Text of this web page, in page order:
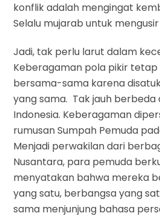
konflik adalah mengingat
Selalu mujarab untuk
Jadi, tak perlu larut dalam
Keberagaman pola pikir
bersama-sama karena
yang sama. Tak jauh berbeda
Indonesia. Keberagaman
rumusan Sumpah Pemuda
Menjadi perwakilan dari
Nusantara, para pemuda
menyatakan bahwa mereka
yang satu, berbangsa yang
sama menjunjung bahasa